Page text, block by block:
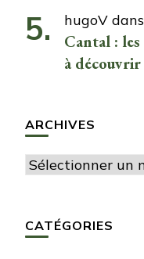
hugoV dans
Cantal :
à découvrir
ARCHIVES
Archives
CATÉGORIES